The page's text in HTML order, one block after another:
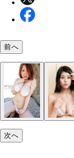
前へ
次へ